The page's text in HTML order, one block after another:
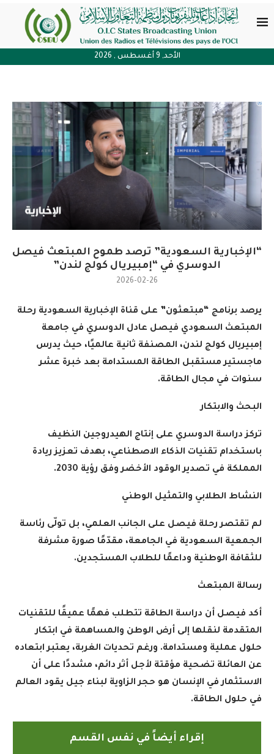
الأحد, 9 أغسطس , 2026
“الإخبارية السعودية” ترصد طموح المبتعث فيصل
الدوسري في “إمبيريال كولج لندن”
2026-02-26
يرصد برنامج “مبتعثون” على قناة الإخبارية السعودية رحلة
المبتعث السعودي فيصل عادل الدوسري في جامعة
إمبيريال كولج لندن، المصنفة ثانية عالميًا، حيث يدرس
ماجستير مستقبل الطاقة المستدامة بعد خبرة عشر
سنوات في مجال الطاقة.
البحث والابتكار
تركز دراسة الدوسري على إنتاج الهيدروجين النظيف
باستخدام تقنيات الذكاء الاصطناعي، بهدف تعزيز ريادة
المملكة في تصدير الوقود الأخضر وفق رؤية 2030
.
النشاط الطلابي والتمثيل الوطني
لم تقتصر رحلة فيصل على الجانب العلمي، بل تولّى رئاسة
الجمعية السعودية في الجامعة، مقدّمًا صورة مشرفة
للثقافة الوطنية وداعمًا للطلاب المستجدين.
رسالة المبتعث
أكد فيصل أن دراسة الطاقة تتطلب فهمًا عميقًا للتقنيات
المتقدمة لنقلها إلى أرض الوطن والمساهمة في ابتكار
حلول عملية ومستدامة. ورغم تحديات الغربة، يعتبر ابتعاده
عن العائلة تضحية مؤقتة لأجل أثر دائم، مشددًا على أن
الاستثمار في الإنسان هو حجر الزاوية لبناء جيل يقود العالم
في حلول الطاقة.
إقراء أيضاً في نفس القسم